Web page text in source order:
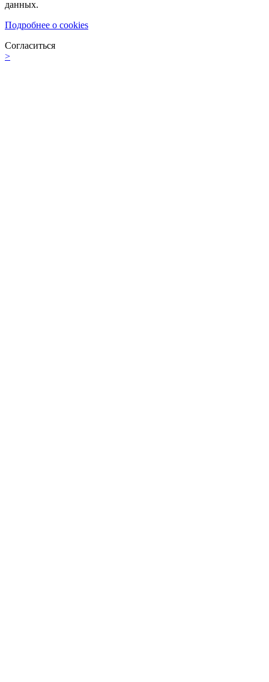
данных.
Подробнее о cookies
Согласиться
>